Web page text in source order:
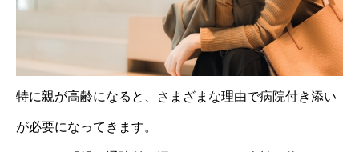
特に親が高齢になると、さまざまな理由で病院付き添い
が必要になってきます。